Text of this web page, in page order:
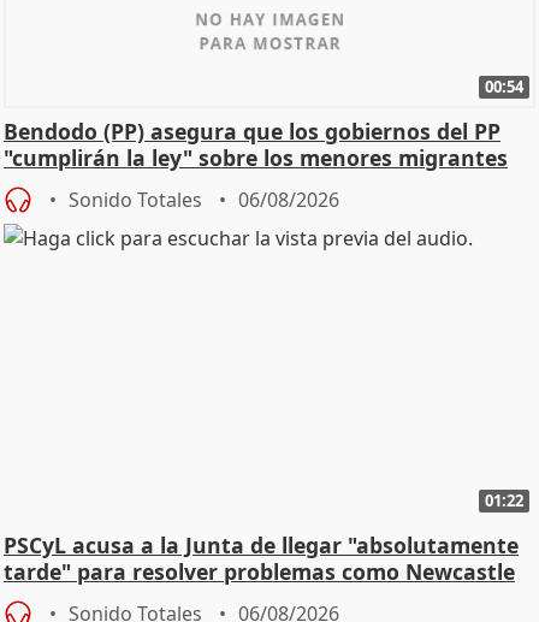
00:54
Bendodo (PP) asegura que los gobiernos del PP
"cumplirán la ley" sobre los menores migrantes
Sonido Totales 06/08/2026
01:22
PSCyL acusa a la Junta de llegar "absolutamente
tarde" para resolver problemas como Newcastle
Sonido Totales 06/08/2026